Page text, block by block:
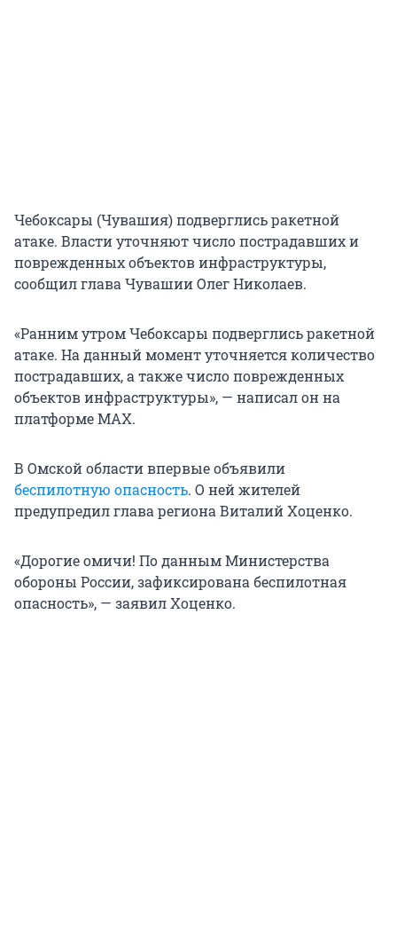
Чебоксары (Чувашия) подверглись ракетной
атаке. Власти уточняют число пострадавших и
поврежденных объектов инфраструктуры,
сообщил глава Чувашии Олег Николаев.
«Ранним утром Чебоксары подверглись ракетной
атаке. На данный момент уточняется количество
пострадавших, а также число поврежденных
объектов инфраструктуры», — написал он на
платформе MAX.
В Омской области впервые объявили
беспилотную опасность. О ней жителей
предупредил глава региона Виталий Хоценко.
«Дорогие омичи! По данным Министерства
обороны России, зафиксирована беспилотная
опасность», — заявил Хоценко.